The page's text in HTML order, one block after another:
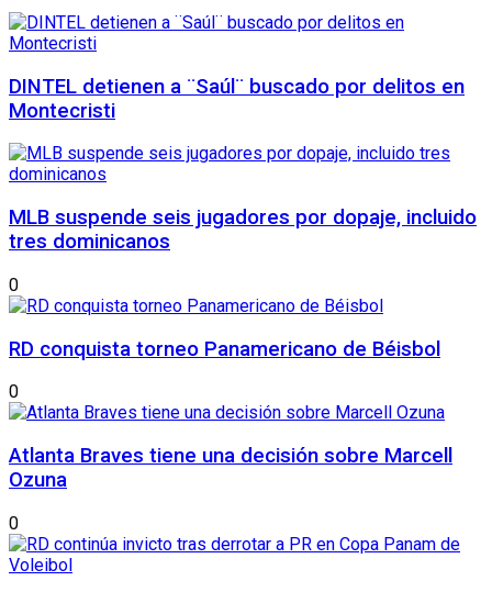
DINTEL detienen a ¨Saúl¨ buscado por delitos en
Montecristi
MLB suspende seis jugadores por dopaje, incluido
tres dominicanos
0
RD conquista torneo Panamericano de Béisbol
0
Atlanta Braves tiene una decisión sobre Marcell
Ozuna
0